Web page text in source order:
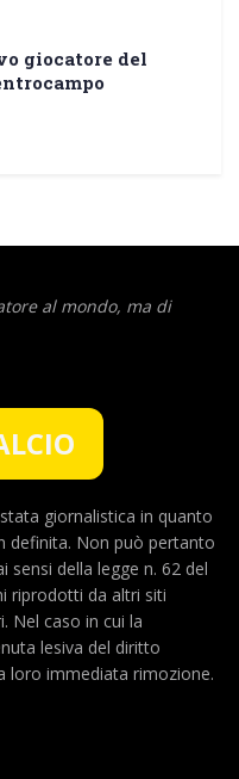
giocatore del
al mondo, ma di
giornalistica in quanto
definita. Non può pertanto
della legge n. 62 del
riprodotti da altri siti
Nel caso in cui la
lesiva del diritto
loro immediata rimozione.